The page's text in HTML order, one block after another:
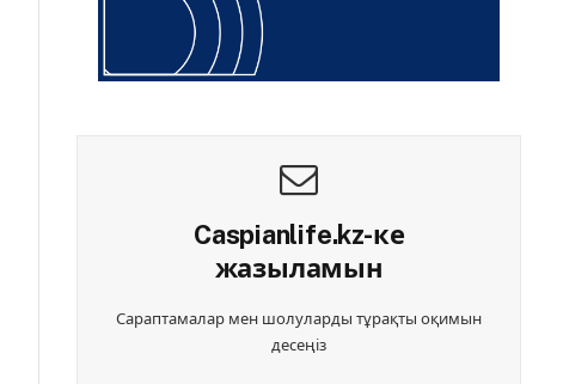
Caspianlife.kz-ке
жазыламын
Сараптамалар мен шолуларды тұрақты оқимын
десеңіз